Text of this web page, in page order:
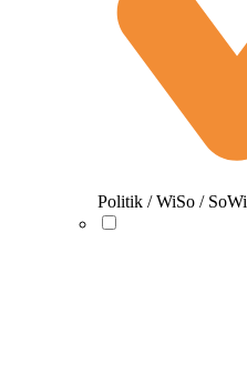
Politik / WiSo / SoWi